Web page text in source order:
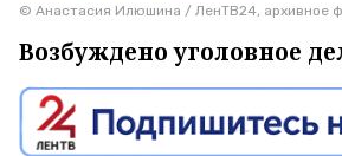
© Анастасия Илюшина / ЛенТВ24, архивное
Возбуждено уголовное